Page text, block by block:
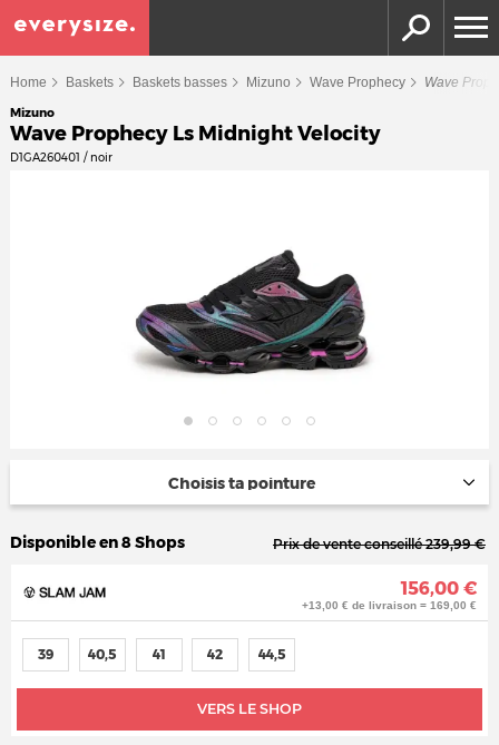
Home Baskets Baskets basses Mizuno Wave Prophecy Wave
Mizuno
Wave Prophecy Ls Midnight Velocity
D1GA260401 / noir
Choisis ta pointure
Disponible en 8 Shops Prix de vente conseillé 239,99 €
156,00 €
+13,00 € de livraison = 169,00 €
VERS LE SHOP
39 40,5 41 42 44,5